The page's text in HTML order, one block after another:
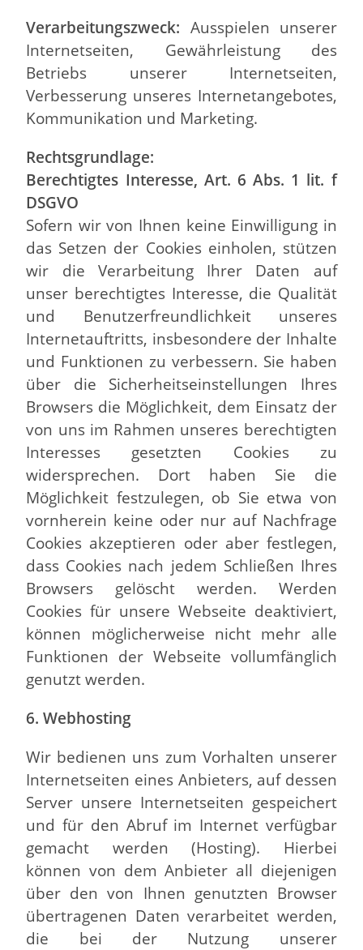
Verarbeitungszweck: Ausspielen unserer
Internetseiten, Gewährleistung des
Betriebs unserer Internetseiten,
Verbesserung unseres Internetangebotes,
Kommunikation und Marketing.
Rechtsgrundlage:
Berechtigtes Interesse, Art. 6 Abs. 1 lit. f
DSGVO
Sofern wir von Ihnen keine Einwilligung in
das Setzen der Cookies einholen, stützen
wir die Verarbeitung Ihrer Daten auf
unser berechtigtes Interesse, die Qualität
und Benutzerfreundlichkeit unseres
Internetauftritts, insbesondere der Inhalte
und Funktionen zu verbessern. Sie haben
über die Sicherheitseinstellungen Ihres
Browsers die Möglichkeit, dem Einsatz der
von uns im Rahmen unseres berechtigten
Interesses gesetzten Cookies zu
widersprechen. Dort haben Sie die
Möglichkeit festzulegen, ob Sie etwa von
vornherein keine oder nur auf Nachfrage
Cookies akzeptieren oder aber festlegen,
dass Cookies nach jedem Schließen Ihres
Browsers gelöscht werden. Werden
Cookies für unsere Webseite deaktiviert,
können möglicherweise nicht mehr alle
Funktionen der Webseite vollumfänglich
genutzt werden.
6. Webhosting
Wir bedienen uns zum Vorhalten unserer
Internetseiten eines Anbieters, auf dessen
Server unsere Internetseiten gespeichert
und für den Abruf im Internet verfügbar
gemacht werden (Hosting). Hierbei
können von dem Anbieter all diejenigen
über den von Ihnen genutzten Browser
übertragenen Daten verarbeitet werden,
die bei der Nutzung unserer